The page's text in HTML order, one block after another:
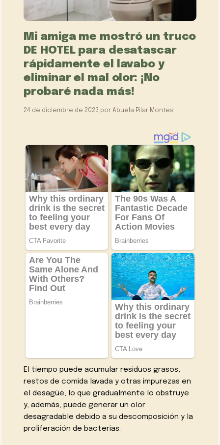
Mi amiga me mostró un truco
DE HOTEL para desatascar
rápidamente el lavabo y
eliminar el mal olor: ¡No
probaré nada más!
24 de diciembre de 2023 por Abuela Pilar Montes
El tiempo puede acumular residuos grasos,
restos de comida lavada y otras impurezas en
el desagüe, lo que gradualmente lo obstruye
y, además, puede generar un olor
desagradable debido a su descomposición y la
proliferación de bacterias.